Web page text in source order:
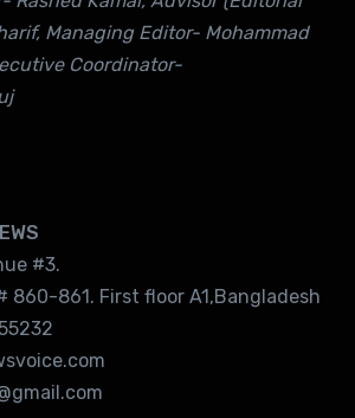
Managing Editor- Mohammad
Coordinator-
#3.
860-861. First floor A1,Bangladesh